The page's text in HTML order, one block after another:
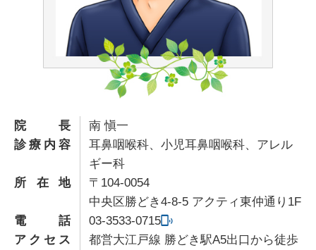
院長
南 愼一
診療内容
耳鼻咽喉科、小児耳鼻咽喉科、アレル
ギー科
所在地
〒104-0054
中央区勝どき4-8-5 アクティ東仲通り1F
電話
03-3533-0715
アクセス
都営大江戸線 勝どき駅A5出口から徒歩